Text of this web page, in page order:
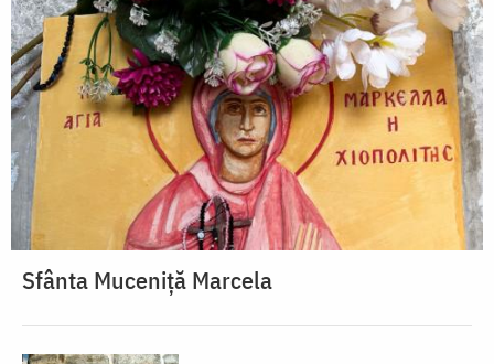
Sfânta Muceniță Marcela